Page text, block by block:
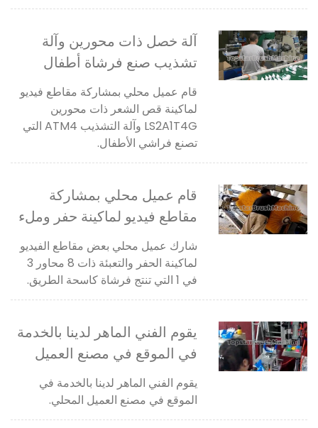
آلة خصل ذات محورين وآلة
تشذيب صنع فرشاة أطفال
قام عميل محلي بمشاركة مقاطع فيديو
لماكينة قص الشعر ذات محورين
LS2A1T4G وآلة التشذيب ATM4 التي
تصنع فراشي الأطفال.
قام عميل محلي بمشاركة
مقاطع فيديو لماكينة حفر وملء
8 محاور 3 في 1 تنتج فرشاة
كاسحة الطريق
شارك عميل محلي بعض مقاطع الفيديو
لماكينة الحفر والتعبئة ذات 8 محاور 3
في 1 التي تنتج فرشاة كاسحة الطريق.
يقوم الفني الماهر لدينا بالخدمة
في الموقع في مصنع العميل
المحلي.
يقوم الفني الماهر لدينا بالخدمة في
الموقع في مصنع العميل المحلي.